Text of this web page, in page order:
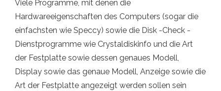
Viele Programme, mit denen die
Hardwareeigenschaften des Computers (sogar die
einfachsten wie Speccy) sowie die Disk -Check -
Dienstprogramme wie Crystaldiskinfo und die Art
der Festplatte sowie dessen genaues Modell,
Display sowie das genaue Modell, Anzeige sowie die
Art der Festplatte angezeigt werden sollen sein